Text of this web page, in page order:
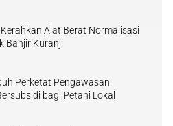
Alat Berat Normalisasi
Banjir Kuranji
Perketat Pengawasan
bagi Petani Lokal